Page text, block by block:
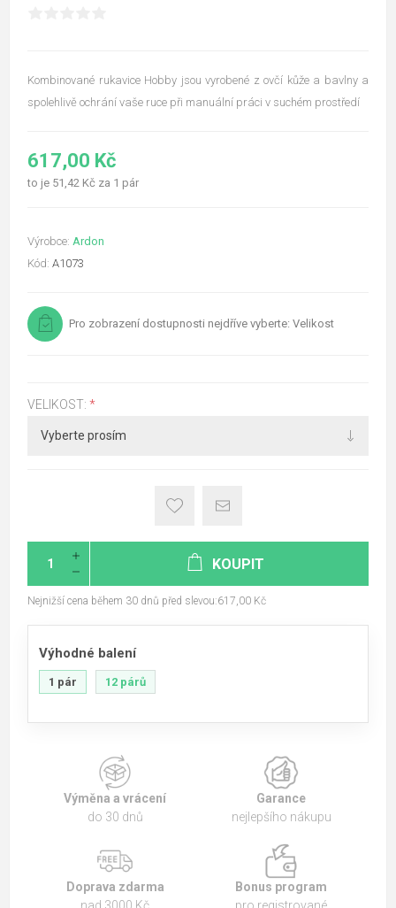
Kombinované rukavice Hobby jsou vyrobené z ovčí kůže a bavlny a
spolehlivě ochrání vaše ruce při manuální práci v suchém prostředí
617,00 Kč
to je 51,42 Kč za 1 pár
Výrobce: Ardon
Kód: A1073
Pro zobrazení dostupnosti nejdříve vyberte: Velikost
VELIKOST: *
KOUPIT
Nejnižší cena během 30 dnů před slevou:617,00 Kč
Výhodné balení
1 pár 12 párů
Výměna a vrácení
do 30 dnů
Garance
nejlepšího nákupu
Doprava zdarma
Bonus program